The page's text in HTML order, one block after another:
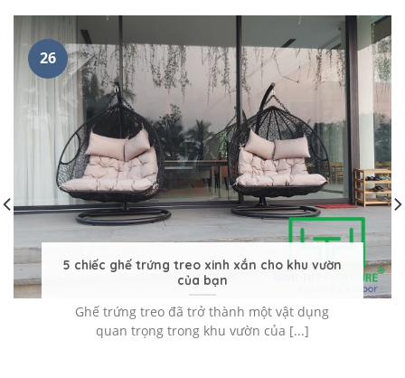
5 chiếc ghế trứng treo xinh xắn cho khu vườn
của bạn
Ghế trứng treo đã trở thành một vật dụng
quan trọng trong khu vườn của [...]
26